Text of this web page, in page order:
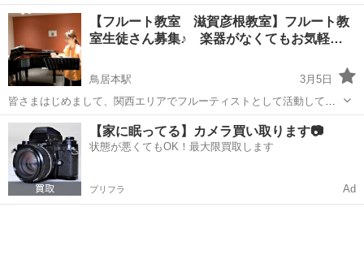
国で個人教室(講師自宅教室)を 運営しております。 講師は適正な面接
や試験を行い採用し、受講しやすいレッスンプラン・価格設定を設
け、個人教室の強みを生...
滋賀 大津市 フルート レッスン
【フルート教室 滋賀彦根教室】フルート教
室生徒さん募集♪ 楽器がなくてもお気軽…
鳥居本駅
3月5日
皆さまはじめまして、関西エリアでフルーティストとして活動してお
ります、野口春菜です。 〜滋賀県彦根のフルート教室のご案内〜 趣味
からお子様のおけいこまで、ご年齢、経験を問わず受講頂けます。 技
術的なことだけ...
滋賀 彦根市 鳥居本駅 フルート レッスン
【家に眠ってる】カメラ買い取ります📷
状態が悪くてもOK！最大限買取します
プリフラ Ad